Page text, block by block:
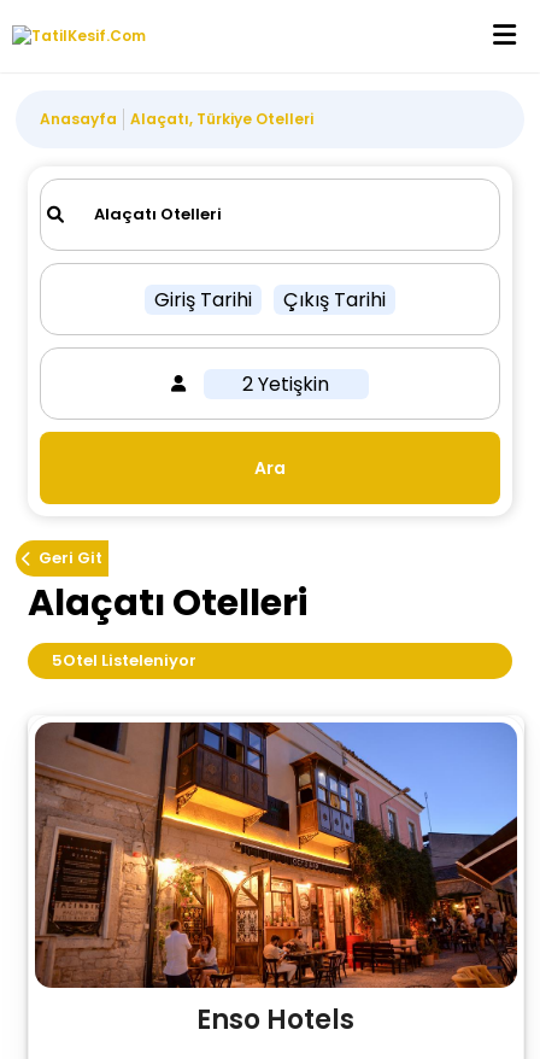
Anasayfa Alaçatı, Türkiye Otelleri
Giriş Tarihi Çıkış Tarihi
2 Yetişkin
Ara
Geri Git
Alaçatı Otelleri
5Otel Listeleniyor
Enso Hotels